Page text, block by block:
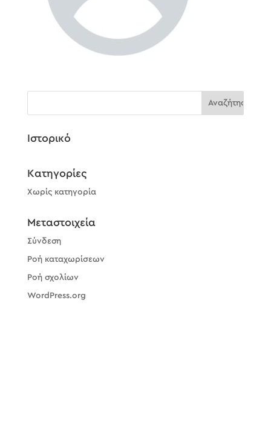
Ιστορικό
Kατηγορίες
Χωρίς κατηγορία
Μεταστοιχεία
Σύνδεση
Ροή καταχωρίσεων
Ροή σχολίων
WordPress.org